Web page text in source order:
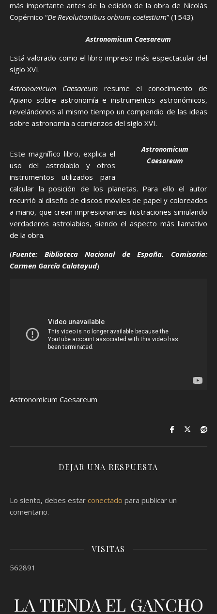
más importante antes de la edición de la obra de Nicolás
Copérnico “De Revolutionibus orbium coelestium” (1543).
Astronomicum Caesareum
Está valorado como el libro impreso más espectacular del
siglo XVI.
Astronomicum Caesareum resume el conocimiento de
Apiano sobre astronomía e instrumentos astronómicos,
revelándonos al mismo tiempo un compendio de las ideas
sobre astronomía a comienzos del siglo XVI.
Astronomicum
Caesareum
Este magnífico libro, explica el
uso del astrolabio y otros
instrumentos utilizados para
calcular la posición de los planetas. Para ello el autor
recurrió al diseño de discos móviles de papel y coloreados
a mano, que crean impresionantes ilustraciones simulando
verdaderos astrolabios, siendo el aspecto más llamativo
de la obra.
(Fuente: Biblioteca Nacional de España. Comisaria:
Carmen García Calatayud)
Astronomicum Caesareum
DEJAR UNA RESPUESTA
Lo siento, debes estar conectado para publicar un
comentario.
VISITAS
562891
LA TIENDA EL GANCHO